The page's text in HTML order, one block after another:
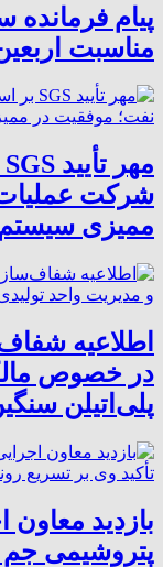
پیام
مناسبت
شرکت
ممیزی سیستم
اطلاعیه
در خصوص
پلی‌اتیلن
بازدید
پتروشیمی جم